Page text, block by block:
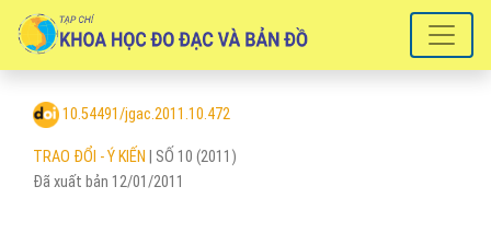
Giới thiệu khả năng làm giảm ảnh hưởng mây mờ trấn ảnh viễn thám
TRAO ĐỔI - Ý KIẾN SỐ 10 (2011)
10.54491/jgac.2011.10.472
Đã xuất bản 12/01/2011